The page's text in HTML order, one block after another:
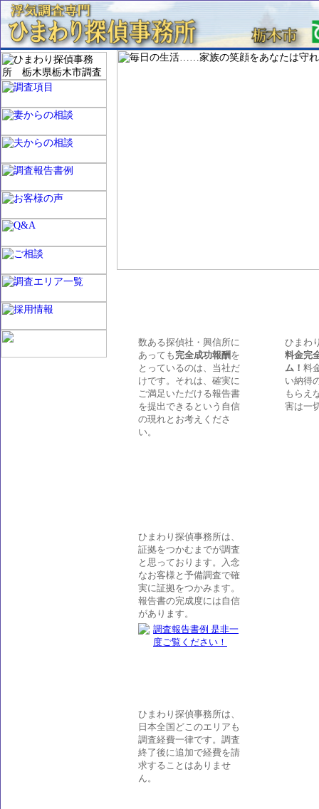
数ある探偵社・興信所に
あっても 完全成功報酬を
とっているのは、当社だ
けです。それは、確実に
ご満足いただける報告書
を提出できるという自信
の現れとお考えくださ
い。
ひまわ
料金完
ム！ 料
い納得
もらえ
害は一
ひまわり探偵事務所は、
証拠をつかむまでが調査
と思っております。入念
なお客様と予備調査で確
実に証拠をつかみます。
報告書の完成度には自信
があります。
ひまわり探偵事務所は、
日本全国どこのエリアも
調査経費一律です。調査
終了後に追加で経費を請
求することはありませ
ん。